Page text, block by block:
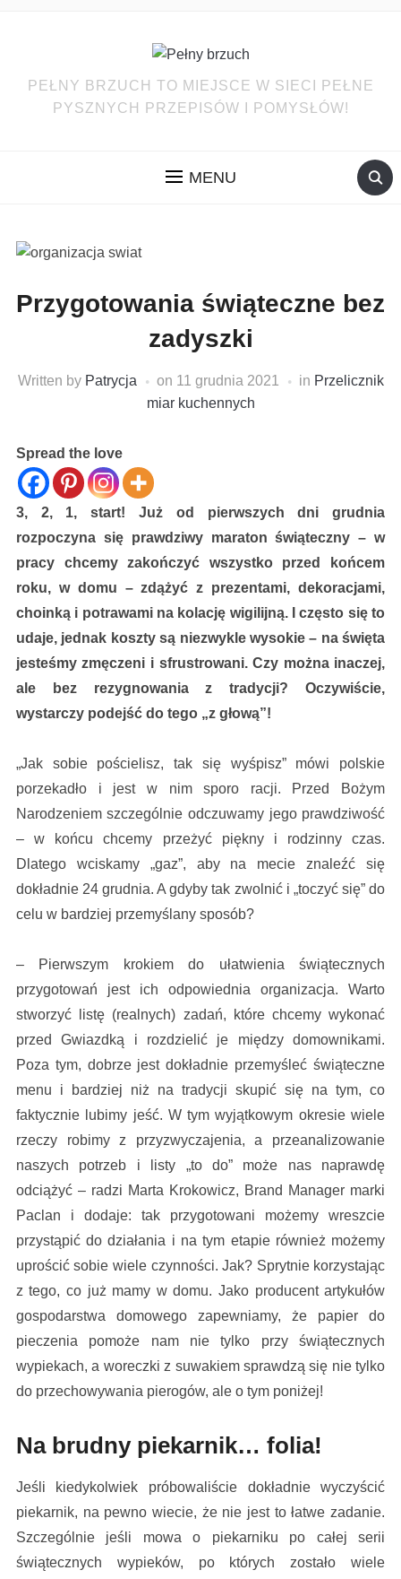
PEŁNY BRZUCH TO MIEJSCE W SIECI PEŁNE
PYSZNYCH PRZEPISÓW I POMYSŁÓW!
MENU
Przygotowania świąteczne bez
zadyszki
Written by Patrycja on 11 grudnia 2021 in Przelicznik
miar kuchennych
Spread the love
3, 2, 1, start! Już od pierwszych dni grudnia
rozpoczyna się prawdziwy maraton świąteczny – w
pracy chcemy zakończyć wszystko przed końcem
roku, w domu – zdążyć z prezentami, dekoracjami,
choinką i potrawami na kolację wigilijną. I często się to
udaje, jednak koszty są niezwykle wysokie – na święta
jesteśmy zmęczeni i sfrustrowani. Czy można inaczej,
ale bez rezygnowania z tradycji? Oczywiście,
wystarczy podejść do tego „z głową”!
„Jak sobie pościelisz, tak się wyśpisz” mówi polskie
porzekadło i jest w nim sporo racji. Przed Bożym
Narodzeniem szczególnie odczuwamy jego prawdziwość
– w końcu chcemy przeżyć piękny i rodzinny czas.
Dlatego wciskamy „gaz”, aby na mecie znaleźć się
dokładnie 24 grudnia. A gdyby tak zwolnić i „toczyć się” do
celu w bardziej przemyślany sposób?
– Pierwszym krokiem do ułatwienia świątecznych
przygotowań jest ich odpowiednia organizacja. Warto
stworzyć listę (realnych) zadań, które chcemy wykonać
przed Gwiazdką i rozdzielić je między domownikami.
Poza tym, dobrze jest dokładnie przemyśleć świąteczne
menu i bardziej niż na tradycji skupić się na tym, co
faktycznie lubimy jeść. W tym wyjątkowym okresie wiele
rzeczy robimy z przyzwyczajenia, a przeanalizowanie
naszych potrzeb i listy „to do” może nas naprawdę
odciążyć – radzi Marta Krokowicz, Brand Manager marki
Paclan i dodaje: tak przygotowani możemy wreszcie
przystąpić do działania i na tym etapie również możemy
uprościć sobie wiele czynności. Jak? Sprytnie korzystając
z tego, co już mamy w domu. Jako producent artykułów
gospodarstwa domowego zapewniamy, że papier do
pieczenia pomoże nam nie tylko przy świątecznych
wypiekach, a woreczki z suwakiem sprawdzą się nie tylko
do przechowywania pierogów, ale o tym poniżej!
Na brudny piekarnik… folia!
Jeśli kiedykolwiek próbowaliście dokładnie wyczyścić
piekarnik, na pewno wiecie, że nie jest to łatwe zadanie.
Szczególnie jeśli mowa o piekarniku po całej serii
świątecznych wypieków, po których zostało wiele